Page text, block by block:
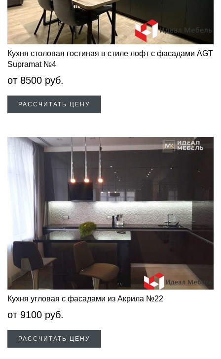
Кухня столовая гостиная в стиле лофт с фасадами AGT
Supramat №4
от 8500 руб.
РАССЧИТАТЬ ЦЕНУ
Кухня угловая с фасадами из Акрила №22
от 9100 руб.
РАССЧИТАТЬ ЦЕНУ